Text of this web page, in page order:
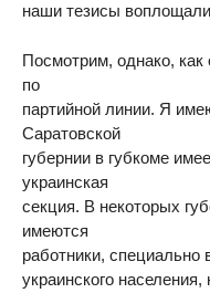
наши тезисы
Посмотрим, однако,
по
партийной линии. Я
Саратовской
губернии в губкоме
украинская
секция. В некоторых
имеются
работники,
украинского